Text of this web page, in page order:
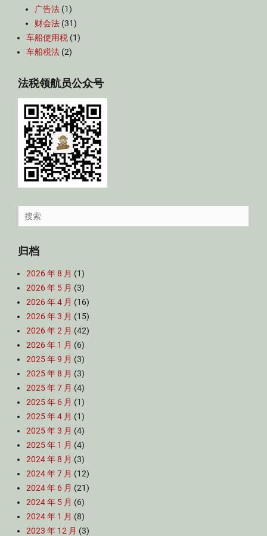
广告法 (1)
财会法 (31)
车船使用税 (1)
车船税法 (2)
法税领航员公众号
Search
for:
归档
2026 年 8 月 (1)
2026 年 5 月 (3)
2026 年 4 月 (16)
2026 年 3 月 (15)
2026 年 2 月 (42)
2026 年 1 月 (6)
2025 年 9 月 (3)
2025 年 8 月 (3)
2025 年 7 月 (4)
2025 年 6 月 (1)
2025 年 4 月 (1)
2025 年 3 月 (4)
2025 年 1 月 (4)
2024 年 8 月 (3)
2024 年 7 月 (12)
2024 年 6 月 (21)
2024 年 5 月 (6)
2024 年 1 月 (8)
2023 年 12 月 (3)